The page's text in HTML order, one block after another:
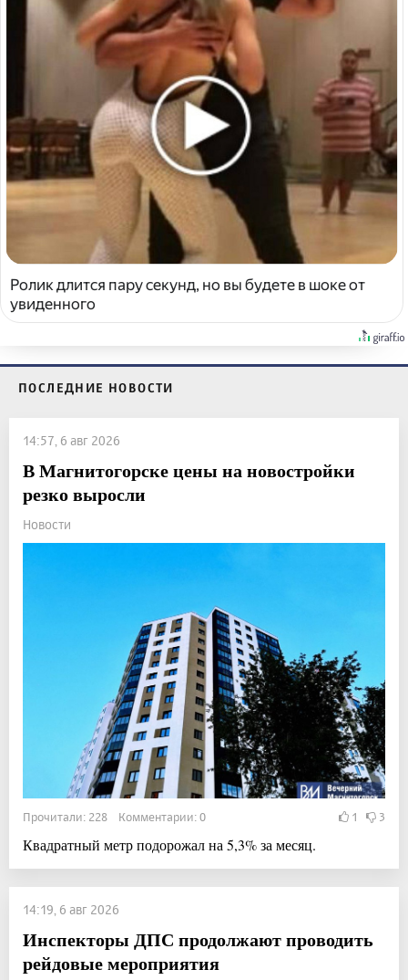
Ролик длится пару секунд, но вы будете в шоке от
увиденного
ПОСЛЕДНИЕ НОВОСТИ
14:57, 6 авг 2026
В Магнитогорске цены на новостройки
резко выросли
Новости
Прочитали: 228 Комментарии: 0 1 3
Квадратный метр подорожал на 5,3% за месяц.
14:19, 6 авг 2026
Инспекторы ДПС продолжают проводить
рейдовые мероприятия